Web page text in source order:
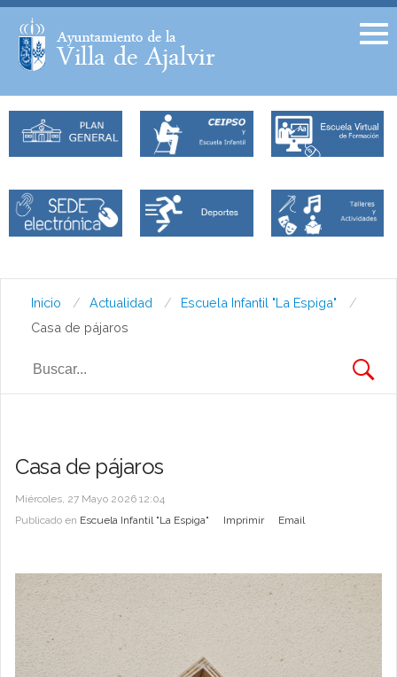
Facebook
Inicio Actualidad
Escuela Infantil "La Espiga"
Casa de pájaros
Casa de pájaros
Miércoles, 27 Mayo 2026 12:04
Publicado en Escuela Infantil "La Espiga" Imprimir Email